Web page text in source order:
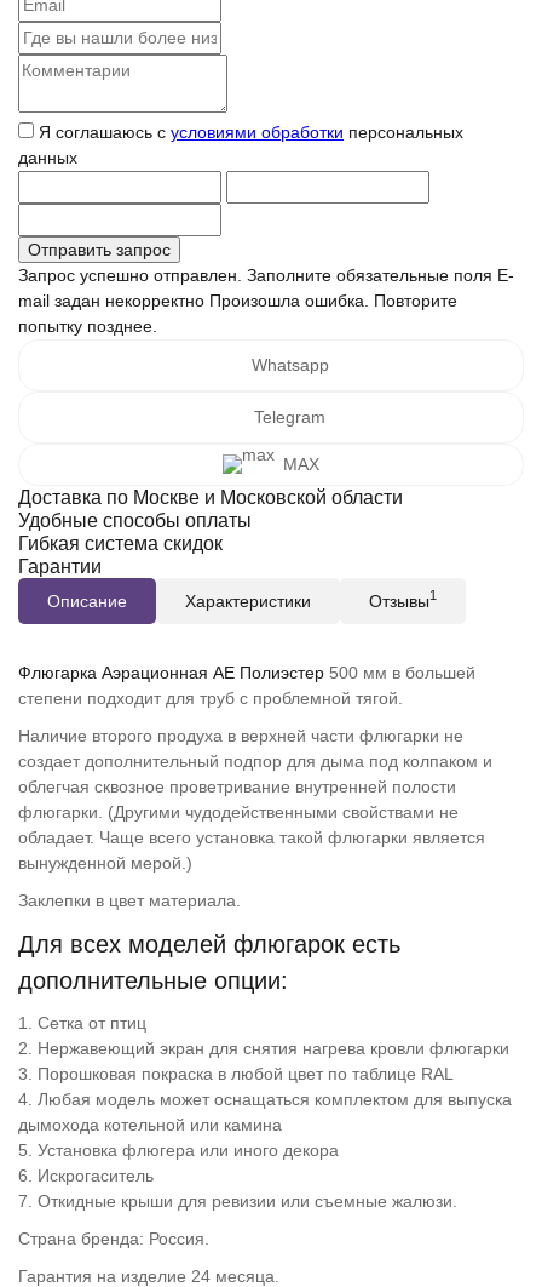
Я соглашаюсь с условиями обработки персональных
данных
Запрос успешно отправлен. Заполните обязательные поля E-
mail задан некорректно Произошла ошибка. Повторите
попытку позднее.
Whatsapp
Telegram
MAX
Доставка по Москве и Московской области
Удобные способы оплаты
Гибкая система скидок
Гарантии
Описание Характеристики Отзывы1
Флюгарка Аэрационная AE Полиэстер 500 мм в большей
степени подходит для труб с проблемной тягой.
Наличие второго продуха в верхней части флюгарки не
создает дополнительный подпор для дыма под колпаком и
облегчая сквозное проветривание внутренней полости
флюгарки. (Другими чудодейственными свойствами не
обладает. Чаще всего установка такой флюгарки является
вынужденной мерой.)
Заклепки в цвет материала.
Для всех моделей флюгарок есть
дополнительные опции:
1. Сетка от птиц
2. Нержавеющий экран для снятия нагрева кровли флюгарки
3. Порошковая покраска в любой цвет по таблице RAL
4. Любая модель может оснащаться комплектом для выпуска
дымохода котельной или камина
5. Установка флюгера или иного декора
6. Искрогаситель
7. Откидные крыши для ревизии или съемные жалюзи.
Страна бренда: Россия.
Гарантия на изделие 24 месяца.